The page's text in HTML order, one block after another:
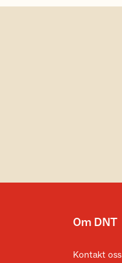
Om DNT
Kontakt oss